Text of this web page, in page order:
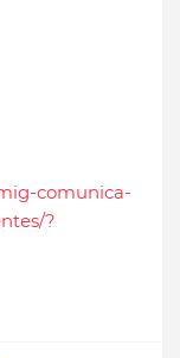
comunica-
?